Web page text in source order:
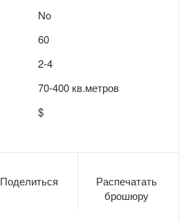
No
60
2-4
70-400 кв.метров
$
Поделиться
Распечатать
брошюру